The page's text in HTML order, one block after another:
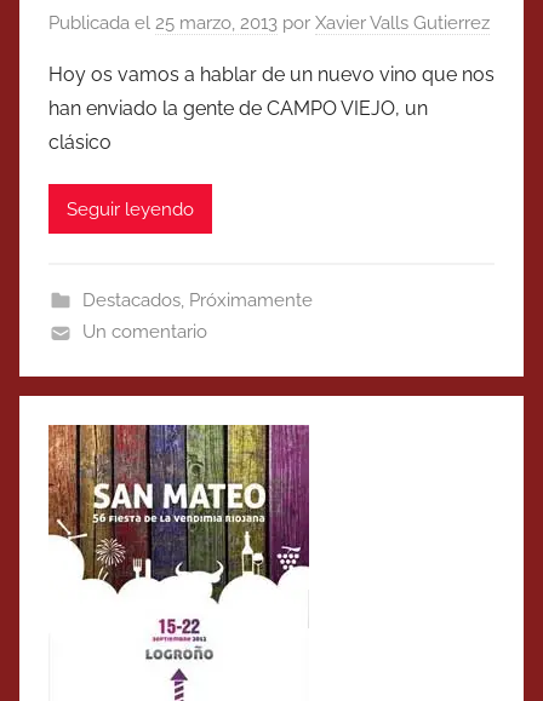
Publicada el 25 marzo, 2013 por Xavier Valls Gutierrez
Hoy os vamos a hablar de un nuevo vino que nos
han enviado la gente de CAMPO VIEJO, un
clásico
Seguir leyendo
Destacados, Próximamente
Un comentario